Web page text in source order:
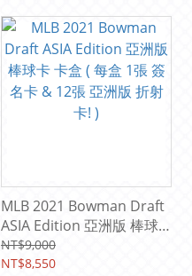
MLB 2021 Bowman Draft
ASIA Edition 亞洲版 棒球
卡 卡盒 ( 每盒 1張 簽名卡
& 12張 亞洲版 折射卡! )
NT$9,000
NT$8,550